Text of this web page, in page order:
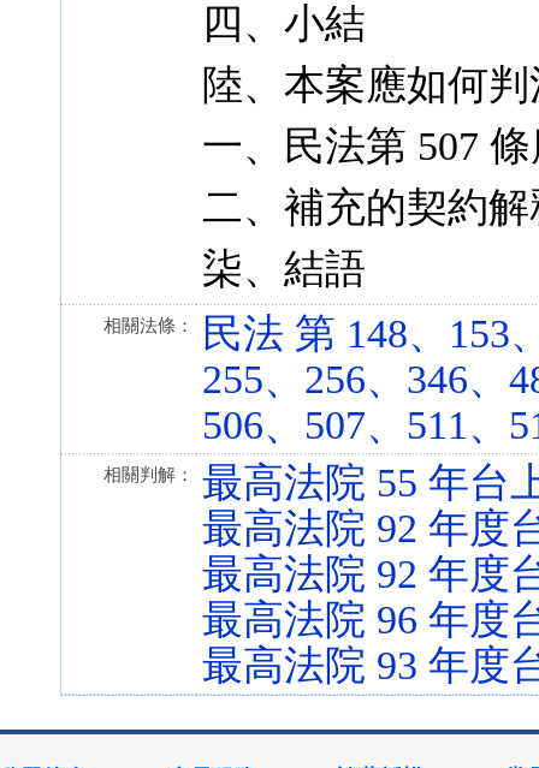
四、小結
陸、本案應如何
一、民法第 507
二、補充的契約
柒、結語
相關法條：
民法 第 148、153
255、256、346、
506、507、511、
相關判解：
最高法院 55 年台
最高法院 92 年度
最高法院 92 年度
最高法院 96 年度
最高法院 93 年度